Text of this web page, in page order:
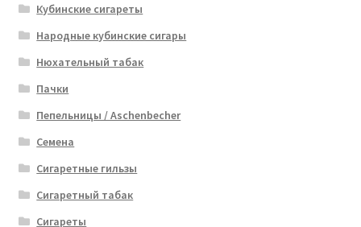
Кубинские сигареты
Народные кубинские сигары
Нюхательный табак
Пачки
Пепельницы / Aschenbecher
Семена
Сигаретные гильзы
Сигаретный табак
Сигареты